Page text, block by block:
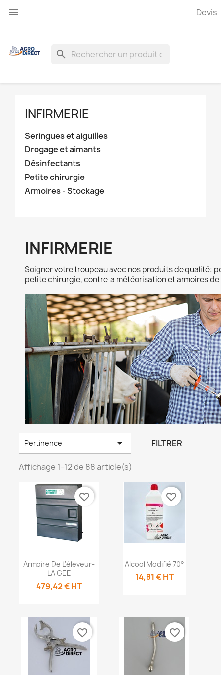
 Devis
search
INFIRMERIE
Seringues et aiguilles
Drogage et aimants
Désinfectants
Petite chirurgie
Armoires - Stockage
INFIRMERIE
Soigner votre troupeau avec nos produits de qualité:
petite chirurgie, contre la météorisation et armoires
Pertinence  FILTRER
Affichage 1-12 de 88 article(s)
Armoire De L'éleveur-
LA GEE
479,42 € HT
favorite_border
rapide
Alcool Modifié 70°
14,81 € HT
favorite_border
favorite_border favorite_border